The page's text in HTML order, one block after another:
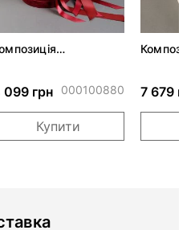
099 грн 000100880
Купити
7 679